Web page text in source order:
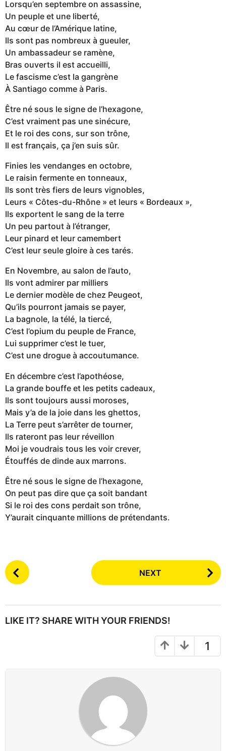
Lorsqu’en septembre on assassine,
Un peuple et une liberté,
Au cœur de l’Amérique latine,
Ils sont pas nombreux à gueuler,
Un ambassadeur se ramène,
Bras ouverts il est accueilli,
Le fascisme c’est la gangrène
À Santiago comme à Paris.
Être né sous le signe de l’hexagone,
C’est vraiment pas une sinécure,
Et le roi des cons, sur son trône,
Il est français, ça j’en suis sûr.
Finies les vendanges en octobre,
Le raisin fermente en tonneaux,
Ils sont très fiers de leurs vignobles,
Leurs « Côtes-du-Rhône » et leurs « Bordeaux »,
Ils exportent le sang de la terre
Un peu partout à l’étranger,
Leur pinard et leur camembert
C’est leur seule gloire à ces tarés.
En Novembre, au salon de l’auto,
Ils vont admirer par milliers
Le dernier modèle de chez Peugeot,
Qu’ils pourront jamais se payer,
La bagnole, la télé, la tiercé,
C’est l’opium du peuple de France,
Lui supprimer c’est le tuer,
C’est une drogue à accoutumance.
En décembre c’est l’apothéose,
La grande bouffe et les petits cadeaux,
Ils sont toujours aussi moroses,
Mais y’a de la joie dans les ghettos,
La Terre peut s’arrêter de tourner,
Ils rateront pas leur réveillon
Moi je voudrais tous les voir crever,
Étouffés de dinde aux marrons.
Être né sous le signe de l’hexagone,
On peut pas dire que ça soit bandant
Si le roi des cons perdait son trône,
Y’aurait cinquante millions de prétendants.
P
o
P
NEXT
LIKE IT? SHARE WITH YOUR FRIENDS!
1